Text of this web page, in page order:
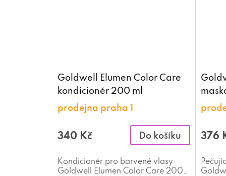
Goldwell Elumen Color Care
kondicionér 200 ml
prodejna praha 1
340 Kč Do košíku
Kondicionér pro barvené vlasy
Goldwell Elumen Color Care 200
376